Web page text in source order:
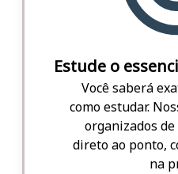
Estude o
Você saberá
como estudar.
organizados
direto ao ponto,
na